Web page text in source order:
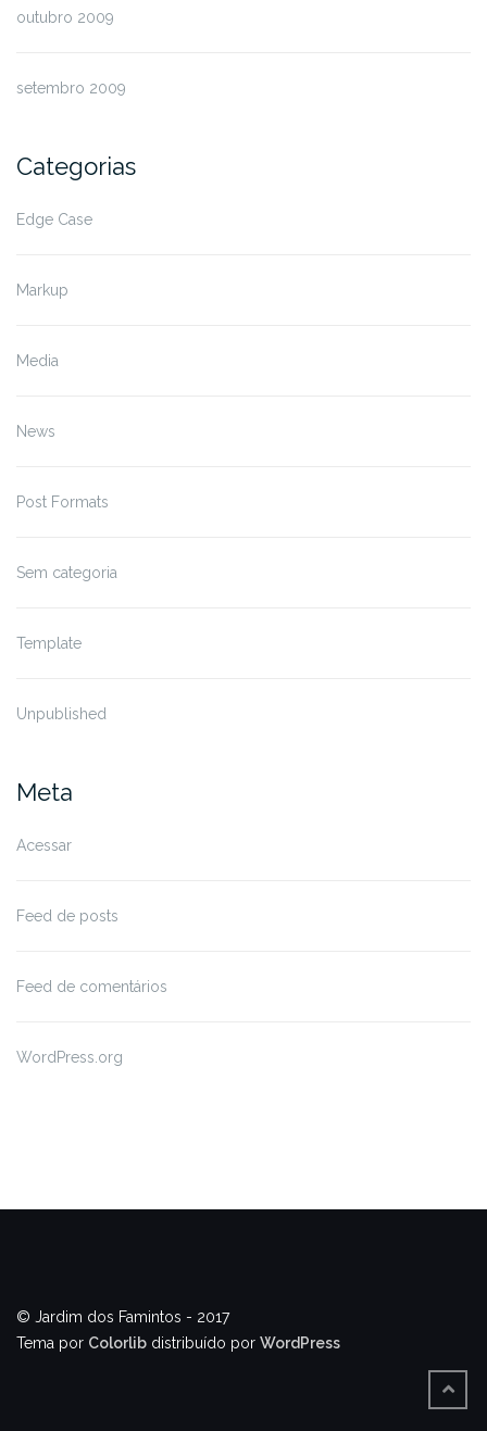
outubro 2009
setembro 2009
Categorias
Edge Case
Markup
Media
News
Post Formats
Sem categoria
Template
Unpublished
Meta
Acessar
Feed de posts
Feed de comentários
WordPress.org
© Jardim dos Famintos - 2017
Tema por Colorlib distribuído por WordPress